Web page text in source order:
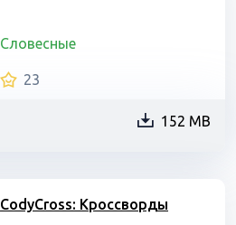
Словесные
23
152 MB
CodyCross: Кроссворды